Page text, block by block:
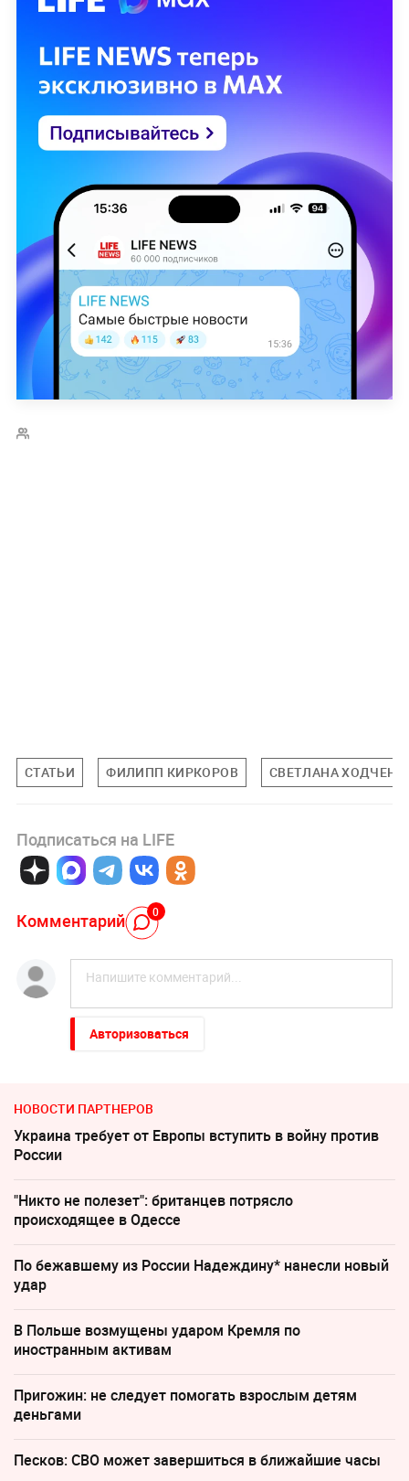
СТАТЬИ ФИЛИПП КИРКОРОВ СВЕТЛАНА
Подписаться на LIFE
Комментарий 0
Авторизоваться
НОВОСТИ ПАРТНЕРОВ
Украина требует от Европы вступить в войну против
России
"Никто не полезет": британцев потрясло
происходящее в Одессе
По бежавшему из России Надеждину* нанесли новый
удар
В Польше возмущены ударом Кремля по
иностранным активам
Пригожин: не следует помогать взрослым детям
деньгами
Песков: СВО может завершиться в ближайшие часы